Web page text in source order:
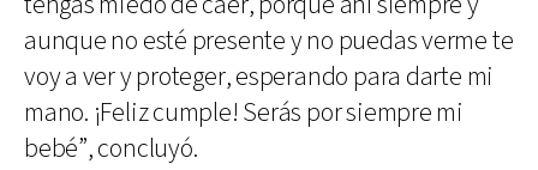
aunque no esté presente y no puedas verme te
voy a ver y proteger, esperando para darte mi
mano. ¡Feliz cumple! Serás por siempre mi
bebé”, concluyó.